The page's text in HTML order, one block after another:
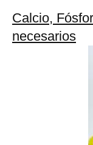
Calcio,
necesarios